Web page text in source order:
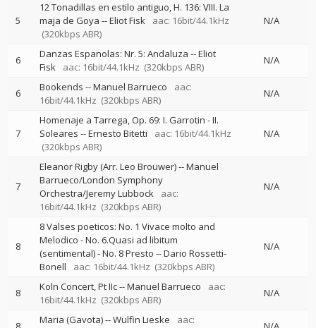
5
12 Tonadillas en estilo antiguo, H. 136: VIII. La
maja de Goya --Eliot Fisk
aac: 16bit/44.1kHz
(320kbps ABR)
N/A
6 Danzas Espanolas: Nr. 5: Andaluza --Eliot
Fisk
aac: 16bit/44.1kHz (320kbps ABR)
N/A
6 Bookends --Manuel Barrueco
aac:
16bit/44.1kHz (320kbps ABR)
N/A
7
Homenaje a Tarrega, Op. 69: I. Garrotin - II.
Soleares --Ernesto Bitetti
aac: 16bit/44.1kHz
(320kbps ABR)
N/A
7
Eleanor Rigby (Arr. Leo Brouwer)--Manuel
Barrueco/London Symphony
Orchestra/Jeremy Lubbock
aac:
16bit/44.1kHz (320kbps ABR)
N/A
8
8 Valses poeticos: No. 1 Vivace molto and
Melodico - No. 6.Quasi ad libitum
(sentimental) - No. 8 Presto --Dario Rossetti-
Bonell
aac: 16bit/44.1kHz (320kbps ABR)
N/A
8 Koln Concert, Pt IIc--Manuel Barrueco
aac:
16bit/44.1kHz (320kbps ABR)
N/A
Maria (Gavota)--Wulfin Lieske
aac: